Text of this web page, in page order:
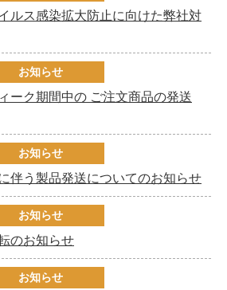
ルス感染拡大防止に向けた弊社対
お知らせ
ーク期間中の ご注文商品の発送
お知らせ
伴う製品発送についてのお知らせ
お知らせ
のお知らせ
お知らせ